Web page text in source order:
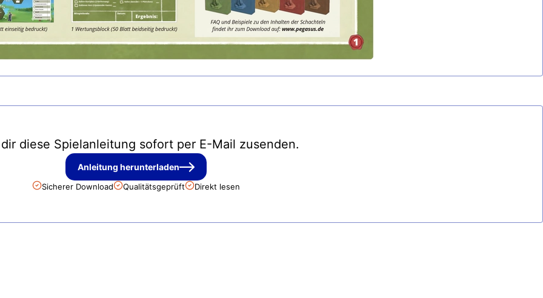
diese Spielanleitung sofort per E-Mail zusenden.
Anleitung herunterladen
Sicherer Download Qualitätsgeprüft Direkt lesen